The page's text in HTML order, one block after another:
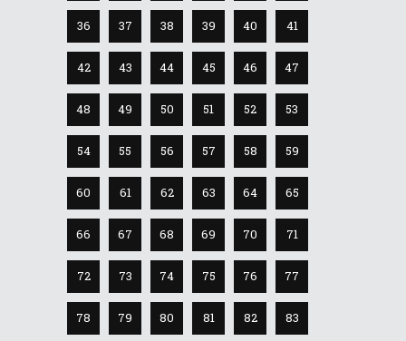
36 37 38 39 40 41
42 43 44 45 46 47
48 49 50 51 52 53
54 55 56 57 58 59
60 61 62 63 64 65
66 67 68 69 70 71
72 73 74 75 76 77
78 79 80 81 82 83